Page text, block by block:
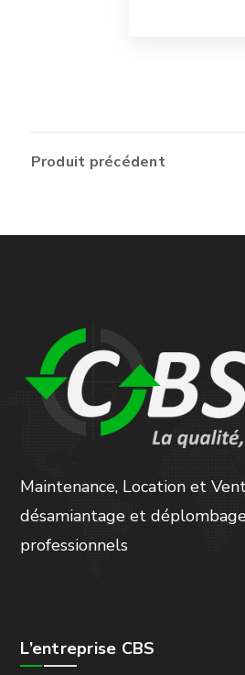
Produit précédent
Maintenance, Location et
désamiantage et
professionnels
L’entreprise CBS